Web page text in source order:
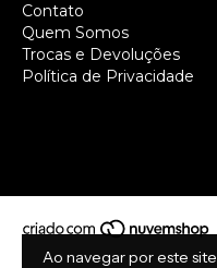
Ao navegar por este site
Contato
Quem Somos
Trocas e Devoluções
Política de Privacidade